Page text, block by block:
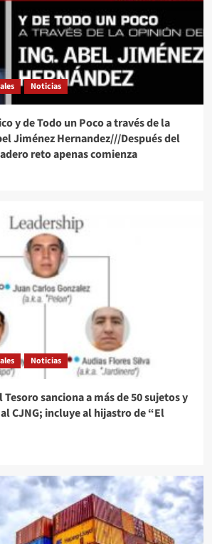
Noticias
y de Todo un Poco a través de la
Jiménez Hernandez///Después del
reto apenas comienza
Noticias
sanciona a más de 50 sujetos y
CJNG; incluye al hijastro de “El